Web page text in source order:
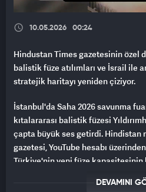
10.05.2026 00:24
Hindustan Times gazetesinin özel
balistik füze atılımları ve İsrail ile
stratejik haritayı yeniden çiziyor.
İstanbul'da Saha 2026 savunma
kıtalararası balistik füzesi
çapta büyük ses getirdi. Hindistan
gazetesi, YouTube hesabı
Türkiye'nin yeni füze kapasitesinin
DEVAMINI